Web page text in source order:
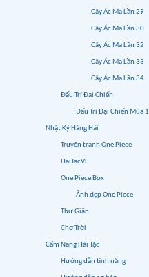
Cây Ác Ma Lần 29
Cây Ác Ma Lần 30
Cây Ác Ma Lần 32
Cây Ác Ma Lần 33
Cây Ác Ma Lần 34
Đấu Trí Đại Chiến
Đấu Trí Đại Chiến Mùa 1
Nhật Ký Hàng Hải
Truyện tranh One Piece
HaiTacVL
One Piece Box
Ảnh đẹp One Piece
Thư Giãn
Chợ Trời
Cẩm Nang Hải Tặc
Hướng dẫn tính năng